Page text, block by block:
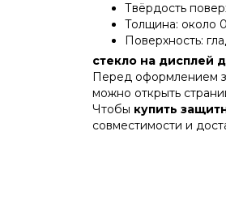
Твёрдость
Толщина: около
Поверхность:
стекло на дисплей
Перед оформлением
можно открыть
Чтобы купить
совместимости и